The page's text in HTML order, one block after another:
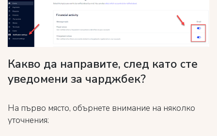
Какво да направите, след като сте
уведомени за чарджбек?
На първо място, обърнете внимание на няколко
уточнения: